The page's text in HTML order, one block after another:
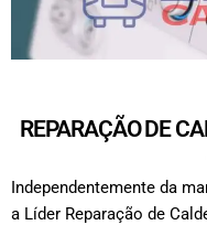
REPARAÇÃO DE
Independentemente da
a Líder Reparação de